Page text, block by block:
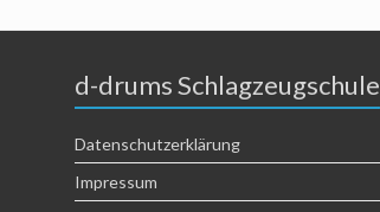
d-drums Schlagzeugschule
Datenschutzerklärung
Impressum